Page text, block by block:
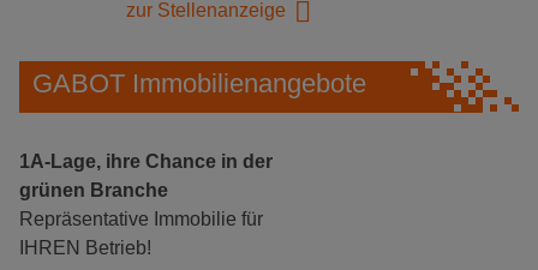
zur Stellenanzeige
GABOT Immobilienangebote
1A-Lage, ihre Chance in der
grünen Branche
Repräsentative Immobilie für
IHREN Betrieb!